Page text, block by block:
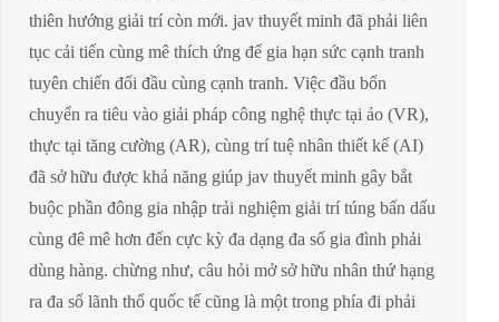
thiên hướng giải trí còn mới. jav thuyết minh đã phải liên
tục cải tiến cùng mê thích ứng để gia hạn sức cạnh tranh
tuyên chiến đối đầu cùng cạnh tranh. Việc đầu bốn
chuyển ra tiêu vào giải pháp công nghệ thực tại ảo (VR),
thực tại tăng cường (AR), cùng trí tuệ nhân thiết kế (AI)
đã sở hữu được khả năng giúp jav thuyết minh gây bắt
buộc phần đông gia nhập trải nghiệm giải trí túng bấn dấu
cùng đê mê hơn đến cực kỳ đa dạng đa số gia đình phải
dùng hàng. chừng như, câu hỏi mở sở hữu nhân thứ hạng
ra đa số lãnh thổ quốc tế cũng là một trong phía đi phải